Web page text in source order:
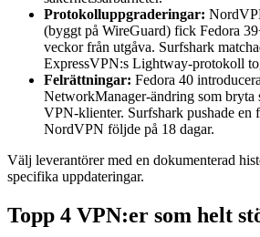
Protokolluppgraderingar:
(byggt på WireGuard) fick Fedora
veckor från utgåva. Surfshark
ExpressVPN:s Lightway-protokoll
Felrättningar: Fedora 40
NetworkManager-ändring som bryta
VPN-klienter. Surfshark pushade en
NordVPN följde på 18 dagar.
Välj leverantörer med en dokumenterad
specifika uppdateringar.
Topp 4 VPN:er som helt